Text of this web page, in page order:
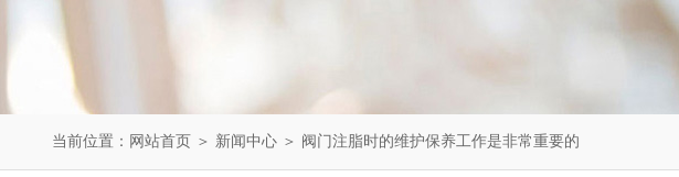
当前位置： 网站首页 ＞ 新闻中心 ＞ 阀门注脂时的维护保养工作是非常重要的